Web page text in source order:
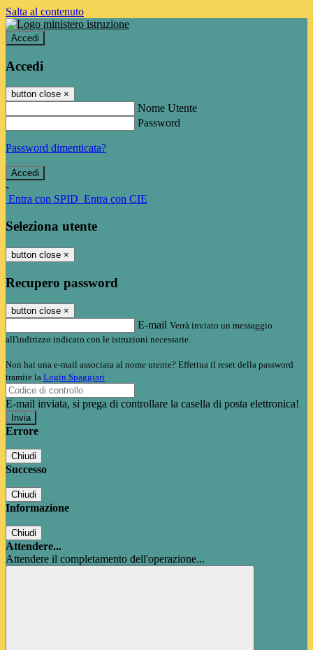
Salta al contenuto
Accedi
Accedi
button close ×
Nome Utente
Password
Password dimenticata?
-
Entra con SPID Entra con CIE
Seleziona utente
button close ×
Recupero password
button close ×
E-mail Verrà inviato un messaggio
all'indirizzo indicato con le istruzioni necessarie.
Non hai una e-mail associata al nome utente? Effettua il reset della password
tramite la Login Spaggiari
E-mail inviata, si prega di controllare la casella di posta elettronica!
Errore
Chiudi
Successo
Chiudi
Informazione
Chiudi
Attendere...
Attendere il completamento dell'operazione...